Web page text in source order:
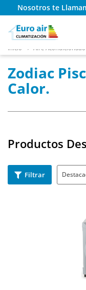
Nosotros te
Inicio Aire Acondicionado
Zodiac
Calor.
Productos
Filtrar